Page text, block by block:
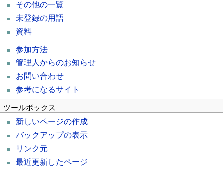
その他の一覧
未登録の用語
資料
参加方法
管理人からのお知らせ
お問い合わせ
参考になるサイト
ツールボックス
新しいページの作成
バックアップの表示
リンク元
最近更新したページ